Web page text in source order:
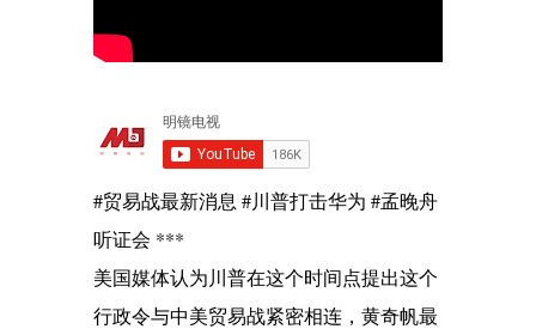
#贸易战最新消息 #川普打击华为 #孟晚舟
听证会 ***
美国媒体认为川普在这个时间点提出这个
行政令与中美贸易战紧密相连，黄奇帆最